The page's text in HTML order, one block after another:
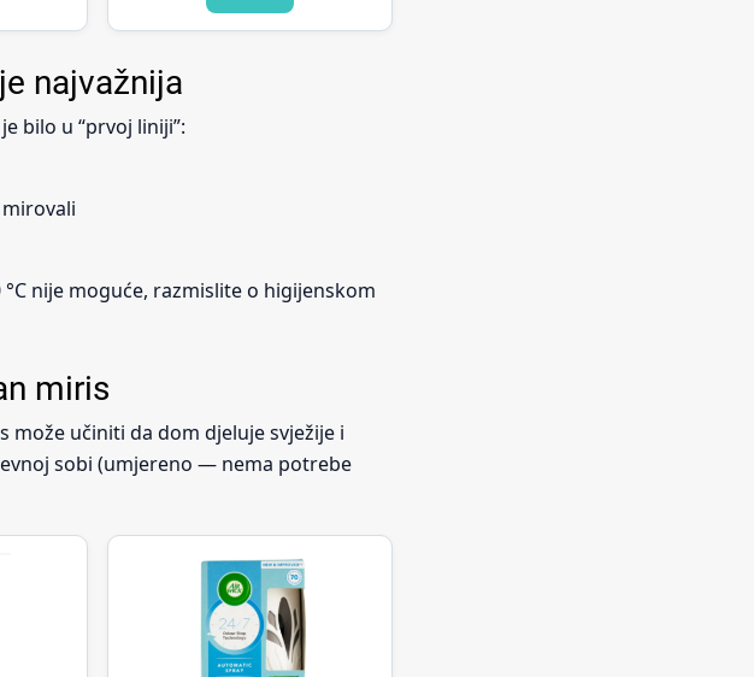
najvažnija
bilo u “prvoj liniji”:
nije moguće, razmislite o higijenskom
miris
može učiniti da dom djeluje svježije i
sobi (umjereno — nema potrebe